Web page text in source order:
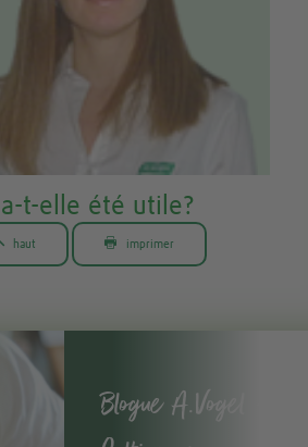
t-elle été utile?
haut  imprimer
Blogue A.Vogel -